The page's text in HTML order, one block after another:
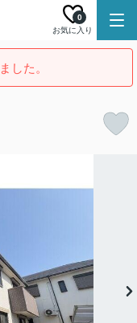
お気に入り
0
した。